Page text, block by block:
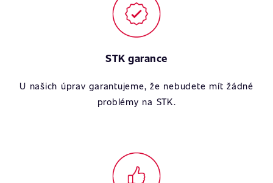
STK garance
U našich úprav garantujeme, že nebudete mít žádné
problémy na STK.